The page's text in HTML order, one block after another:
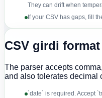
They can drift when
If your CSV has gaps, fill
CSV girdi format
The parser accepts
and also tolerates decimal
`date` is required. Accept